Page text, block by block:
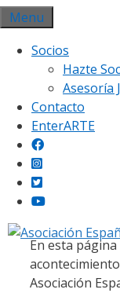
Saltar
al
contenido
Menu
Socios
Hazte
Asesoría
Contacto
EnterARTE
En esta
Asociación